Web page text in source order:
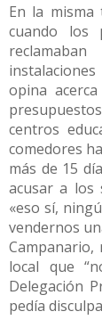
En la misma
cuando los
opina
centros
comedores
más de 15
acusar a los
«eso sí,
vendernos
local que
Delegación
pedía